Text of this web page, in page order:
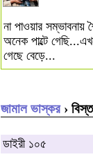
না পাওয়ার
অনেক পাল্টে
গেছে বেড়ে...
জামাল ভাস্কর›
ডাইরী ১০৫